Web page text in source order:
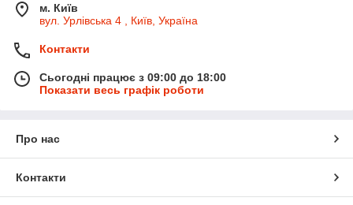
м. Київ
вул. Урлівська 4 , Київ, Україна
Контакти
Сьогодні працює з 09:00 до 18:00
Показати весь графік роботи
Про нас
Контакти